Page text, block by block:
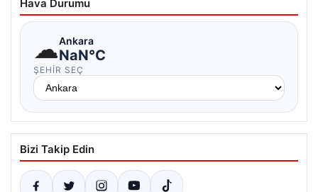
Hava Durumu
☁Ankara
NaN°C
ŞEHIR SEÇ
Bizi Takip Edin